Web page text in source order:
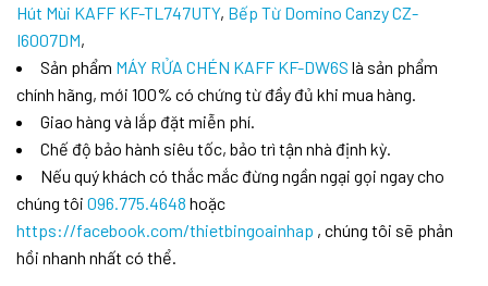
Hút Mùi KAFF KF-TL747UTY, Bếp Từ Domino Canzy CZ-
I6007DM,
Sản phẩm MÁY RỬA CHÉN KAFF KF-DW6S là sản phẩm
chính hãng, mới 100% có chứng từ đầy đủ khi mua hàng.
Giao hàng và lắp đặt miễn phí.
Chế độ bảo hành siêu tốc, bảo trì tận nhà định kỳ.
Nếu quý khách có thắc mắc đừng ngần ngại gọi ngay cho
chúng tôi 096.775.4648 hoặc
https://facebook.com/thietbingoainhap , chúng tôi sẽ phản
hồi nhanh nhất có thể.